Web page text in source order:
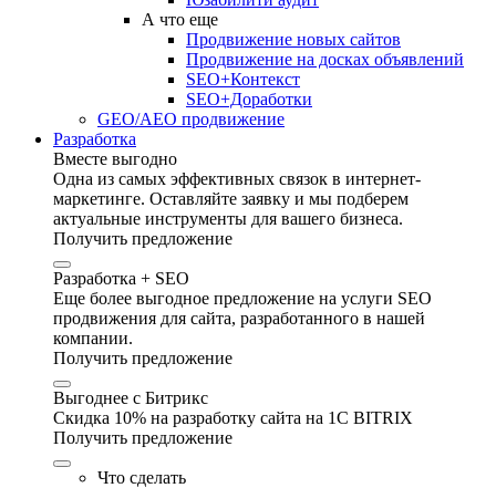
А что еще
Продвижение новых сайтов
Продвижение на досках объявлений
SEO+Контекст
SEO+Доработки
GEO/AEO продвижение
Разработка
Вместе выгодно
Одна из самых эффективных связок в интернет-
маркетинге. Оставляйте заявку и мы подберем
актуальные инструменты для вашего бизнеса.
Получить предложение
Разработка + SEO
Еще более выгодное предложение на услуги SEO
продвижения для сайта, разработанного в нашей
компании.
Получить предложение
Выгоднее с Битрикс
Скидка 10% на разработку сайта на 1C BITRIX
Получить предложение
Что сделать